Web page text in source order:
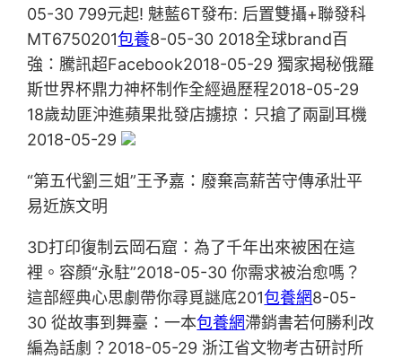
05-30 799元起! 魅藍6T發布: 后置雙攝+聯發科
MT6750201包養8-05-30 2018全球brand百
強：騰訊超Facebook2018-05-29 獨家揭秘俄羅
斯世界杯鼎力神杯制作全經過歷程2018-05-29
18歲劫匪沖進蘋果批發店擄掠：只搶了兩副耳機
2018-05-29
“第五代劉三姐”王予嘉：廢棄高薪苦守傳承壯平
易近族文明
3D打印復制云岡石窟：為了千年出來被困在這
裡。容顏“永駐”2018-05-30 你需求被治愈嗎？
這部經典心思劇帶你尋覓謎底201包養網8-05-
30 從故事到舞臺：一本包養網滯銷書若何勝利改
編為話劇？2018-05-29 浙江省文物考古研討所